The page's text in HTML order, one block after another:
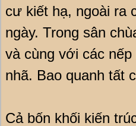
cư kiết hạ, ngoài ra
ngày. Trong sân
và cùng với các
nhã. Bao quanh tất
Cả bốn khối kiến